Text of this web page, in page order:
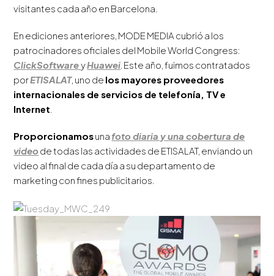
visitantes cada año en Barcelona.
En ediciones anteriores, MODE MEDIA cubrió a los
patrocinadores oficiales del Mobile World Congress:
ClickSoftwareyHuawei. Este año, fuimos contratados
porETISALAT, uno de los mayores proveedores
internacionales de servicios de telefonía, TV e
Internet.
Proporcionamosuna foto diaria y una cobertura de
videode todas las actividades de ETISALAT, enviando un
video al final de cada día a su departamento de
marketing con fines publicitarios.